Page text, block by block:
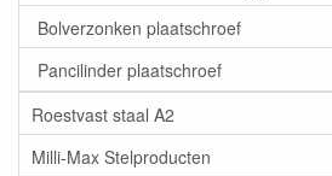
Bolverzonken plaatschroef
Pancilinder plaatschroef
Roestvast staal A2
Milli-Max Stelproducten